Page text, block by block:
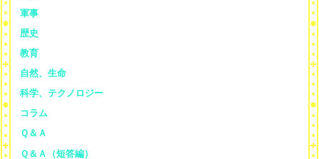
軍事
歴史
教育
自然、生命
科学、テクノロジー
コラム
Ｑ＆Ａ
Ｑ＆Ａ（短答編）